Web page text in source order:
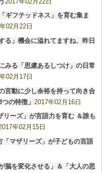
ギフテッドネス」を育む集ま
02月22日
る」機会に溢れてますね、昨日
みる「思慮あるしつけ」の日常
02月17日
言動に少し余裕を持って向き合
の特徴」 2017年02月16日
リーズ」が言語力を育む ＆誰も
年02月15日
「マザリーズ」が子どもの言語
脳を変化させる」＆「大人の思